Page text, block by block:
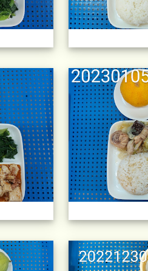
午餐擺盤 (上課日更
午餐擺盤 (上課日更